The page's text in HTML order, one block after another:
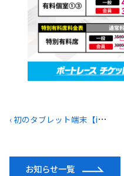
‹
初のタブレット端末【i-boat】特別有料席に導入！
お知らせ一覧